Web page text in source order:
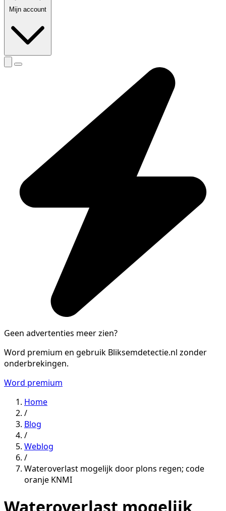
Mijn account
Geen advertenties meer zien?
Word premium en gebruik Bliksemdetectie.nl zonder
onderbrekingen.
Word premium
Home
/
Blog
/
Weblog
/
Wateroverlast mogelijk door plons regen; code
oranje KNMI